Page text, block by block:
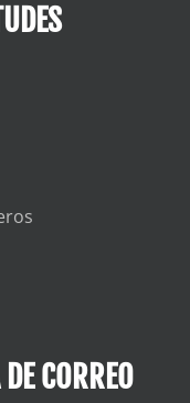
CORREO